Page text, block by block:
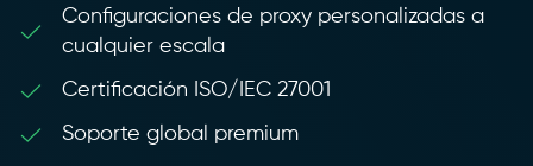
Configuraciones de proxy personalizadas a
cualquier escala
Certificación ISO/IEC 27001
Soporte global premium